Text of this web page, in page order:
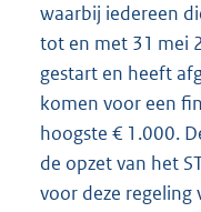
waarbij iedereen
tot en met 31 mei
gestart en heeft
komen voor een
hoogste € 1.000.
de opzet van het
voor deze regeling